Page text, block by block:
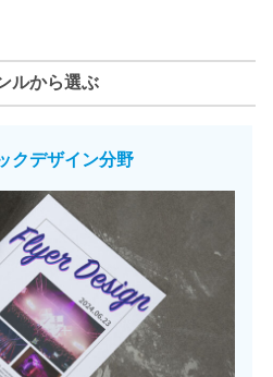
ルから選ぶ
クデザイン分野